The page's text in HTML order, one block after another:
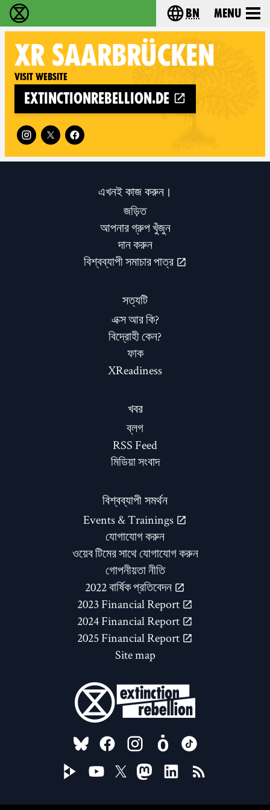
বিলুপ্তি বিদ্রোহ - Home Choose your
bn Menu
XR SAARBRÜCKEN
Visit website
extinctionrebellion.de
Follow XR Saarbrücken on
এখনই কাজ করুন।
জড়িত
আপনার গ্রুপ খুঁজুন
দান করুন
বিশ্বব্যাপী সমাচার পাত্র
সত্যটি
এক্স আর কি?
বিদ্রোহী কেন?
ফাক
XReadiness
খবর
ব্লগ
RSS Feed
মিডিয়া সংবাদ
বিশ্বব্যাপী সমর্থন
Events & Trainings
যোগাযোগ করুন
ওয়েব টিমের সাথে যোগাযোগ করুন
গোপনীয়তা নীতি
2022 বার্ষিক প্রতিবেদন
2023 Financial Report
2024 Financial Report
2025 Financial Report
Site map
FOLLOW US ON